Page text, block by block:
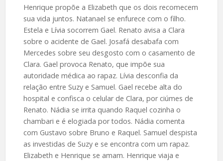
Henrique propõe a Elizabeth que os dois recomecem
sua vida juntos. Natanael se enfurece com o filho.
Estela e Lívia socorrem Gael. Renato avisa a Clara
sobre o acidente de Gael. Josafá desabafa com
Mercedes sobre seu desgosto com o casamento de
Clara. Gael provoca Renato, que impõe sua
autoridade médica ao rapaz. Lívia desconfia da
relação entre Suzy e Samuel. Gael recebe alta do
hospital e confisca o celular de Clara, por ciúmes de
Renato. Nádia se irrita quando Raquel cozinha o
chambari e é elogiada por todos. Nádia comenta
com Gustavo sobre Bruno e Raquel. Samuel despista
as investidas de Suzy e se encontra com um rapaz.
Elizabeth e Henrique se amam. Henrique viaja e